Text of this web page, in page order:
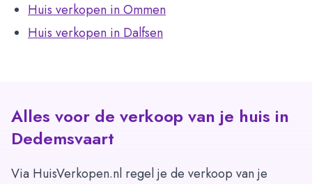
Huis verkopen in Ommen
Huis verkopen in Dalfsen
Alles voor de verkoop van je huis in
Dedemsvaart
Via HuisVerkopen.nl regel je de verkoop van je